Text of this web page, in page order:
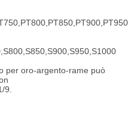
per oro-argento-rame può
9.